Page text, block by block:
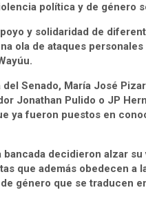
política y de género
y solidaridad de
ola de ataques
Senado, María José
Jonathan Pulido o JP
ya fueron puestos en
decidieron alzar
que además obedecen a
género que se traducen